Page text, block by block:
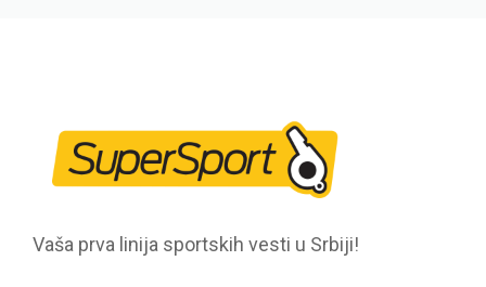
Vaša prva linija sportskih vesti u Srbiji!